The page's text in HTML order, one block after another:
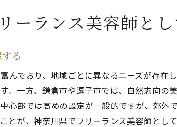
プロフェッショナルとし
美容室選びから始めるフリー
美容室との契約の注意点
効果的な自己PRの方法
初めての美容室訪問での準
ーランス美容師と
る
んでおり、地域ごとに異なるニーズが存
。一方、鎌倉市や逗子市では、自然志向の
心部では高めの設定が一般的ですが、郊
とが、神奈川県でフリーランス美容師と